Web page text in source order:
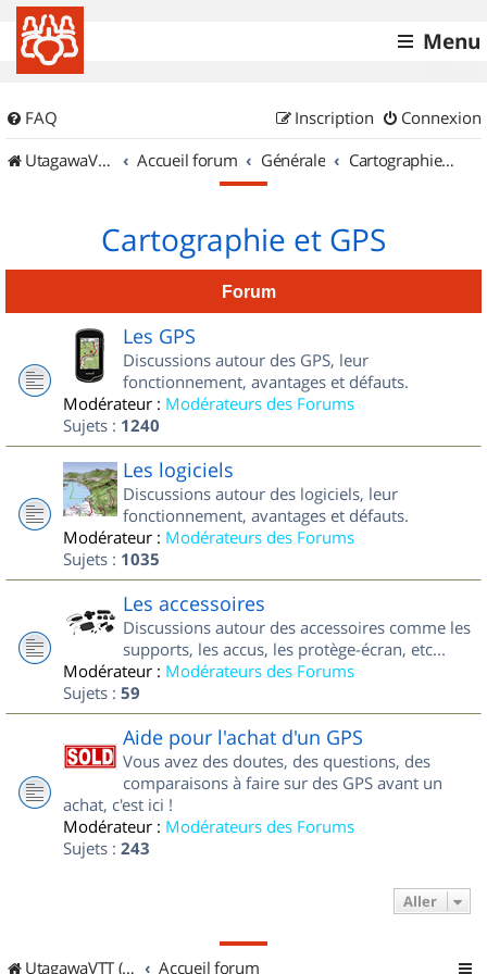
Menu
FAQ Connexion
Inscription
UtagawaVTT (Randos VTT et VTTAE avec traces GPS)
Accueil forum Générale Cartographie et GPS
Cartographie et GPS
Forum
Les GPS
Discussions autour des GPS, leur
fonctionnement, avantages et défauts.
Modérateur : Modérateurs des Forums
Sujets : 1240
Les logiciels
Discussions autour des logiciels, leur
fonctionnement, avantages et défauts.
Modérateur : Modérateurs des Forums
Sujets : 1035
Les accessoires
Discussions autour des accessoires comme les
supports, les accus, les protège-écran, etc...
Modérateur : Modérateurs des Forums
Sujets : 59
Aide pour l'achat d'un GPS
Vous avez des doutes, des questions, des
comparaisons à faire sur des GPS avant un
achat, c'est ici !
Modérateur : Modérateurs des Forums
Sujets : 243
Aller
UtagawaVTT (Randos VTT et VTTAE avec traces GPS) Accueil forum